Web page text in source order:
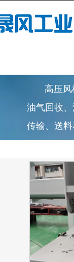
高压风机
油气回收
传输、送